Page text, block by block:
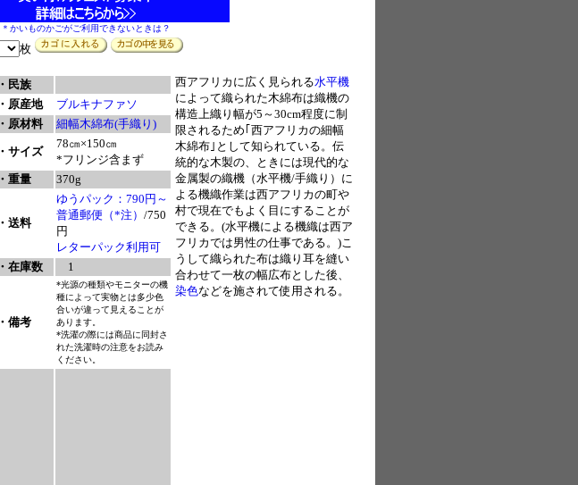
＊かいものかごがご利用できないときは？
枚
・民族
・原産地
ブルキナファソ
・原材料
細幅木綿布(手織り)
・サイズ
78㎝×150㎝
*フリンジ含まず
・重量
370g
・送料
ゆうパック：790円～
普通郵便（*注） /750
円
レターパック利用可
・在庫数
1
・備考
*光源の種類やモニターの機
種によって実物とは多少色
合いが違って見えることが
あります。
*洗濯の際には商品に同封さ
れた洗濯時の注意をお読み
ください。
西アフリカに広く見られる水平機
によって織られた木綿布は織機の
構造上織り幅が5～30cm程度に制
限されるため｢西アフリカの細幅
木綿布｣として知られている。伝
統的な木製の、ときには現代的な
金属製の織機（水平機/手織り）に
よる機織作業は西アフリカの町や
村で現在でもよく目にすることが
できる。(水平機による機織は西ア
フリカでは男性の仕事である。)こ
うして織られた布は織り耳を縫い
合わせて一枚の幅広布とした後、
染色などを施されて使用される。